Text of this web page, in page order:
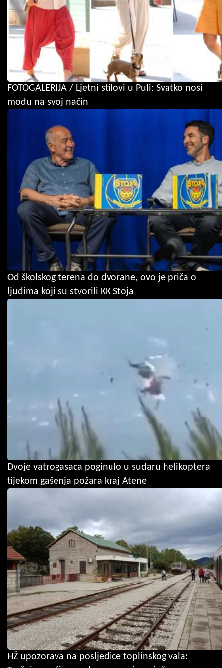
FOTOGALERIJA / Ljetni stilovi u Puli: Svatko nosi
modu na svoj način
Od školskog terena do dvorane, ovo je priča o
ljudima koji su stvorili KK Stoja
Dvoje vatrogasaca poginulo u sudaru helikoptera
tijekom gašenja požara kraj Atene
HŽ upozorava na posljedice toplinskog vala: